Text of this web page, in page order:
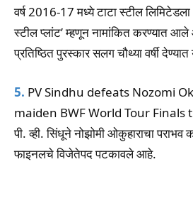
वर्ष 2016-17 मध्ये टाटा स्टील लिमिटेडला
स्टील प्लांट’ म्हणून नामांकित करण्यात आले
प्रतिष्ठित पुरस्कार सलग चौथ्या वर्षी
5. PV Sindhu defeats Nozomi
maiden BWF World Tour Finals
पी. व्ही. सिंधूने नोझोमी ओकुहाराचा
फाइनलचे विजेतेपद पटकावले आहे.